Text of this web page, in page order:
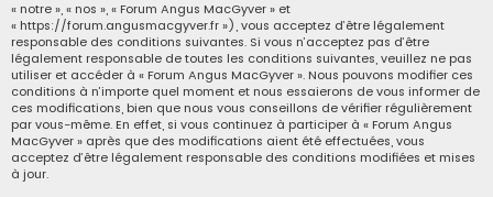
« notre », « nos », « Forum Angus MacGyver » et
« https://forum.angusmacgyver.fr »), vous acceptez d’être légalement
responsable des conditions suivantes. Si vous n’acceptez pas d’être
légalement responsable de toutes les conditions suivantes, veuillez ne pas
utiliser et accéder à « Forum Angus MacGyver ». Nous pouvons modifier ces
conditions à n’importe quel moment et nous essaierons de vous informer de
ces modifications, bien que nous vous conseillons de vérifier régulièrement
par vous-même. En effet, si vous continuez à participer à « Forum Angus
MacGyver » après que des modifications aient été effectuées, vous
acceptez d’être légalement responsable des conditions modifiées et mises
à jour.